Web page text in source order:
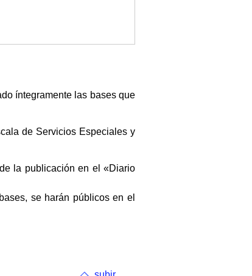
íntegramente las bases que
de Servicios Especiales y
la publicación en el «Diario
se harán públicos en el